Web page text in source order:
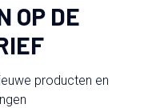
OP DE
producten en